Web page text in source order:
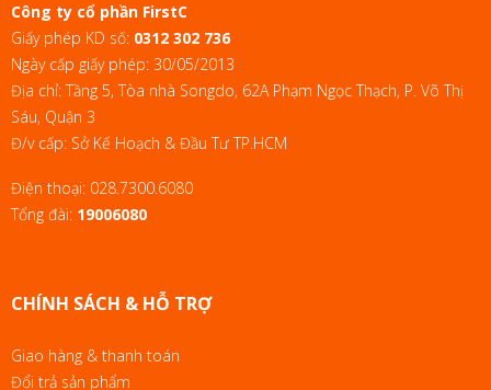
Công ty cổ phần FirstC
Giấy phép KD số: 0312 302 736
Ngày cấp giấy phép: 30/05/2013
Địa chỉ: Tầng 5, Tòa nhà Songdo, 62A Phạm Ngọc Thạch, P. Võ Thị
Sáu, Quận 3
Đ/v cấp: Sở Kế Hoạch & Đầu Tư TP.HCM
Điện thoại: 028.7300.6080
Tổng đài: 19006080
CHÍNH SÁCH & HỖ TRỢ
Giao hàng & thanh toán
Đổi trả sản phẩm